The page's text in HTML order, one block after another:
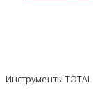
Инструменты TOTAL